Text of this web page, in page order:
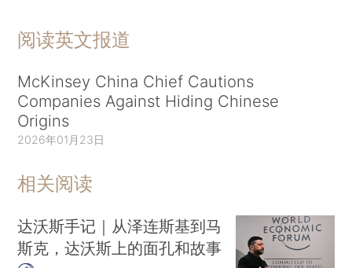
阅读英文报道
McKinsey China Chief Cautions
Companies Against Hiding Chinese
Origins
2026年01月23日
相关阅读
达沃斯手记｜从泽连斯基到马
斯克，达沃斯上的面孔和故事